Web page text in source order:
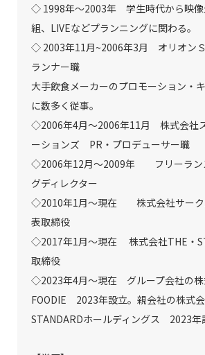
◇ 1998年〜2003年 学生時代から映像
組、LIVEなどプランニングに関わる。
◇ 2003年11月~2006年3月 オリオン
ランナー職
大手飲食メーカーのプロモーション・
に数多く従事。
◇2006年4月〜2006年11月 株式会社
ーションズ PR・プロデューサー職
◇2006年12月～2009年 フリーラン
グディレクター
◇2010年1月〜現在 株式会社サー
表取締役
◇2017年1月〜現在 株式会社THE・
取締役
◇2023年4月〜現在 グループ会社の株
FOODIE 2023年設立。親会社の株式会
STANDARDホールディングス 2023年